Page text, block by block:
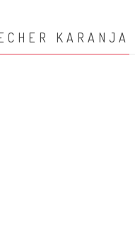
KARANJA